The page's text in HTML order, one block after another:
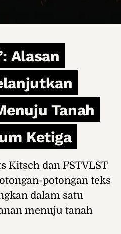
Alasan
Tanah
Ketiga
Kitsch dan FSTVLST
potongan teks
dalam satu
menuju tanah